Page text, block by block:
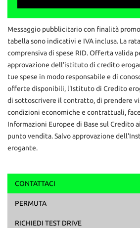
Contattaci
Ho letto e accettol'informativa
Acconsento al trattamento dei miei
Messaggio pubblicitario con finalità
tabella sono indicativi e IVA inclusa. La
comprensiva di spese RID. Offerta valida
approvazione dell'istituto di credito
tue spese in modo responsabile e di
offerte disponibili, l'Istituto di Credito
di sottoscrivere il contratto, di prendere
condizioni economiche e contrattuali,
Informazioni Europee di Base sul Credito
punto vendita. Salvo approvazione
erogante.
CONTATTACI
PERMUTA
RICHIEDI TEST DRIVE